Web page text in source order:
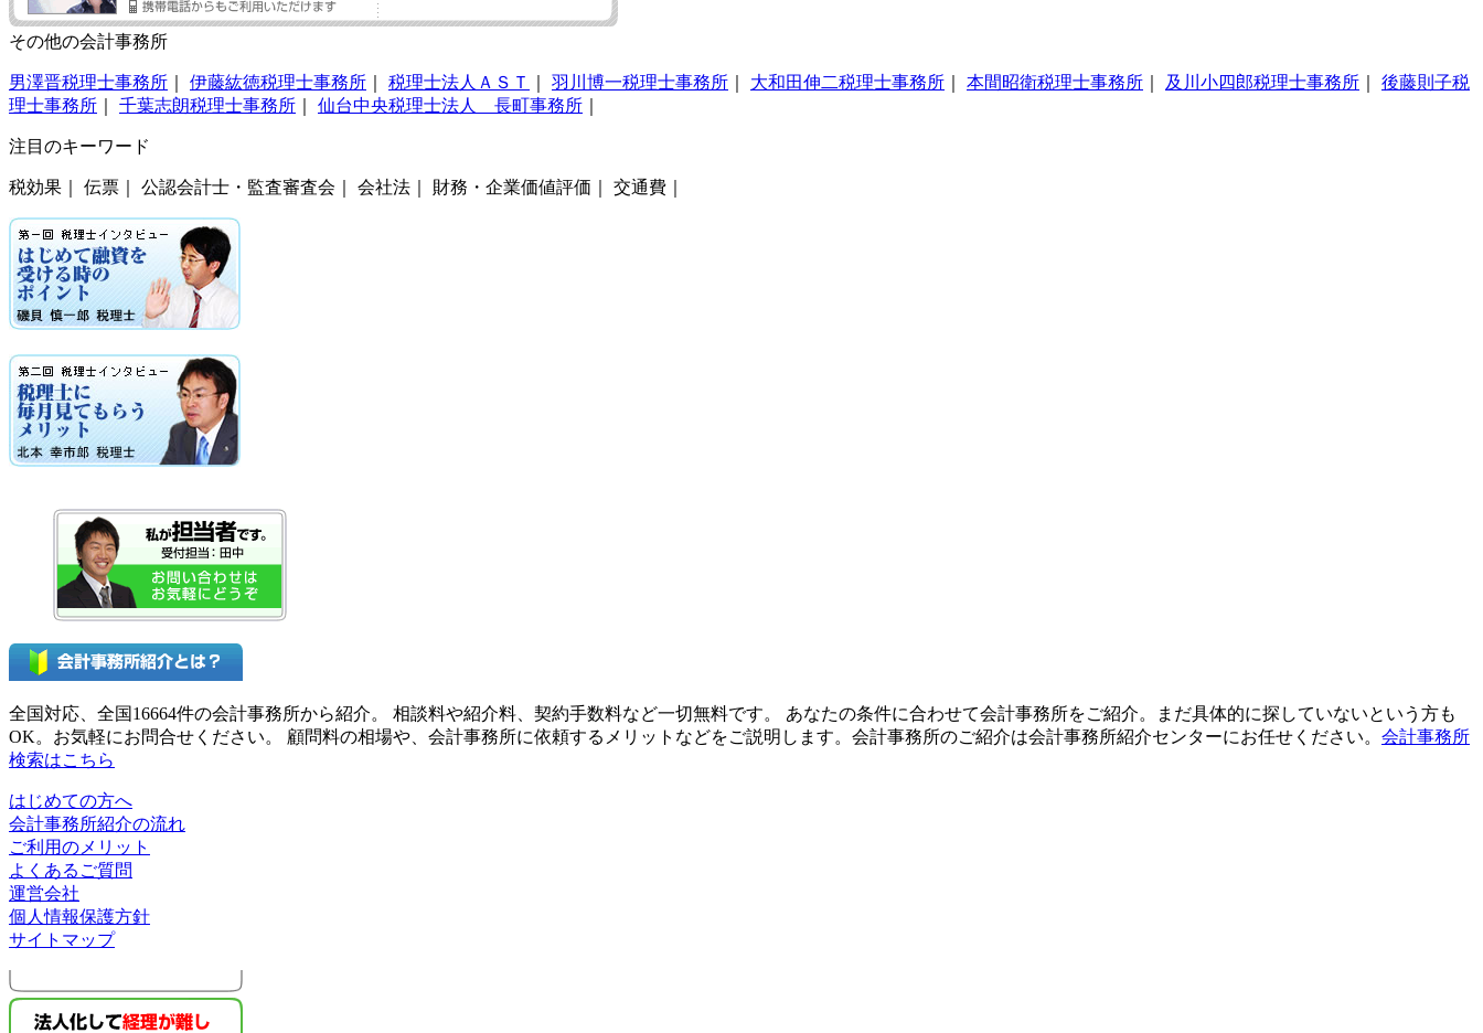
その他の会計事務所
男澤晋税理士事務所 伊藤紘徳税理士事務所 税理士法人ＡＳＴ 羽川博一税理士事務所 大和田伸二税理士事務所 本間昭衛税理士事務所 及川小四郎税理士事務所
後藤則子税
理士事務所
千葉志朗税理士事務所 仙台中央税理士法人 長町事務所
注目のキーワード
税効果｜ 伝票｜ 公認会計士・監査審査会｜ 会社法｜ 財務・企業価値評価｜ 交通費｜
全国対応、全国16664件の会計事務所から紹介。 相談料や紹介料、契約手数料など一切無料です。 あなたの条件に合わせて会計事務所をご紹介。まだ具体的に探していないという方も
OK。お気軽にお問合せください。 顧問料の相場や、会計事務所に依頼するメリットなどをご説明します。会計事務所のご紹介は会計事務所紹介センターにお任せください。 会計事務所
検索はこちら
はじめての方へ
会計事務所紹介の流れ
ご利用のメリット
よくあるご質問
運営会社
個人情報保護方針
サイトマップ